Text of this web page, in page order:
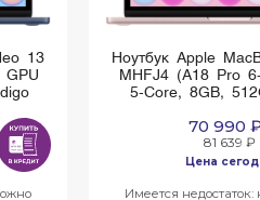
13
GPU
Ноутбук Apple
MHFJ4 (A18 Pro
5-Core, 8GB,
70 990
81 639 ₽
Цена
Имеется